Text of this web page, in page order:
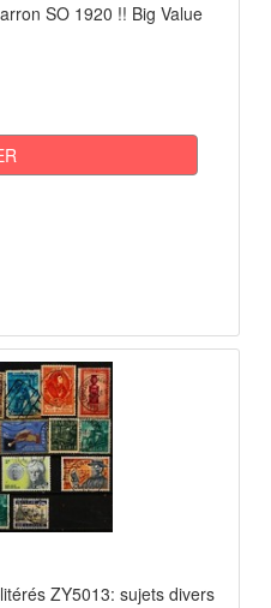
SO 1920 !! Big Value
ZY5013: sujets divers